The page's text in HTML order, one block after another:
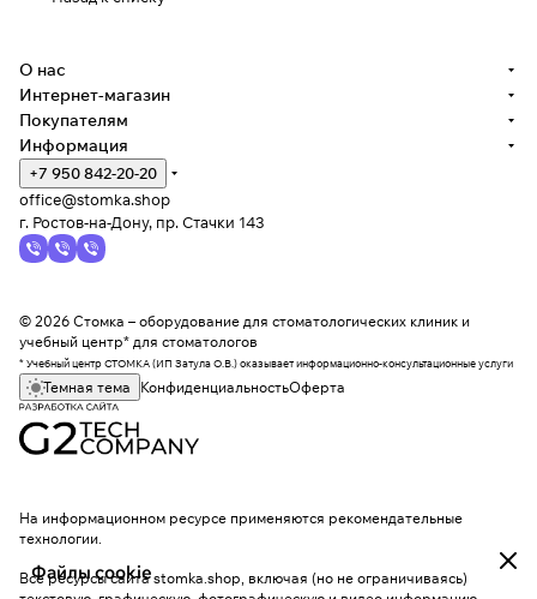
Файлы cookie
О нас
Интернет-магазин
Покупателям
Информация
+7 950 842-20-20
office@stomka.shop
г. Ростов-на-Дону, пр. Стачки 143
© 2026 Стомка – оборудование для стоматологических клиник и
учебный центр* для стоматологов
* Учебный центр СТОМКА (ИП Затула О.В.) оказывает информационно-консультационные услуги
Темная тема КонфиденциальностьОферта
На информационном ресурсе применяются рекомендательные
технологии.
Все ресурсы сайта stomka.shop, включая (но не ограничиваясь)